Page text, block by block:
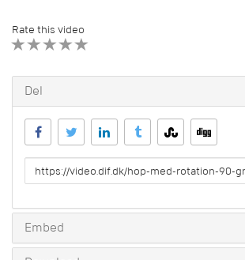
Rate this video
Del
URL
to
Embed